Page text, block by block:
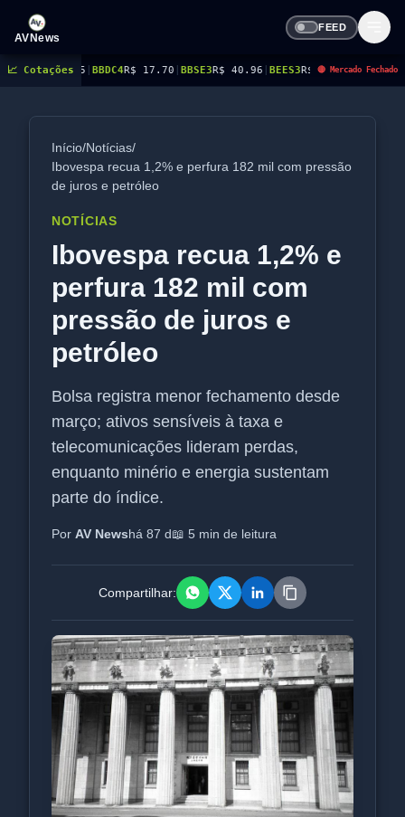
AVNews
FEED
📈 Cotações
R$ 17.70|BBSE3R$ 40.96 | BEES3R$ 8.77| BEES4R$ 9.03| BMGB4R$ 5.43
🔴 Mercado Fechado
Início/Notícias/
Ibovespa recua 1,2% e perfura 182 mil com pressão
de juros e petróleo
NOTÍCIAS
Ibovespa recua 1,2% e
perfura 182 mil com
pressão de juros e
petróleo
Bolsa registra menor fechamento desde
março; ativos sensíveis à taxa e
telecomunicações lideram perdas,
enquanto minério e energia sustentam
parte do índice.
Por AV Newshá 87 d📖 5 min de leitura
Compartilhar: